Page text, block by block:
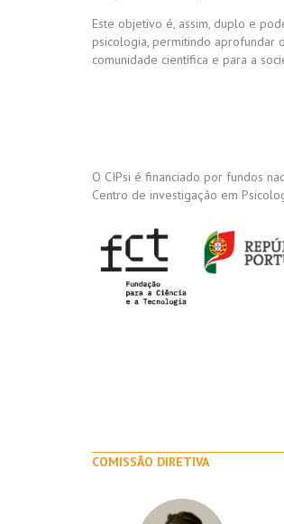
Este objetivo é, assim, duplo e
psicologia, permitindo aprofundar
comunidade científica e para a
O CIPsi é financiado por fundos
Centro de investigação em
COMISSÃO DIRETIVA